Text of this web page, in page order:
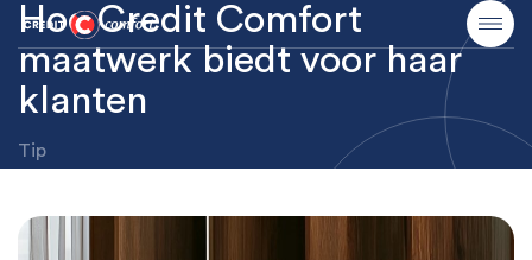
Hoe Credit Comfort
maatwerk biedt voor haar
klanten
Tip